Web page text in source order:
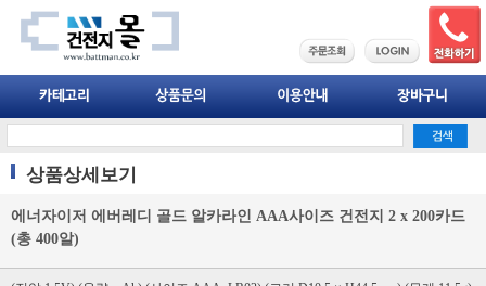
상품상세보기
에너자이저 에버레디 골드 알카라인 AAA사이즈 건전지 2 x 200카드
(총 400알)